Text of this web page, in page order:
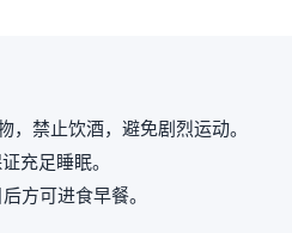
禁止饮酒，避免剧烈运动。
充足睡眠。
方可进食早餐。